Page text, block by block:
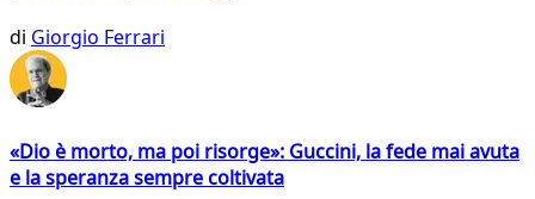
di Giorgio Ferrari
«Dio è morto, ma poi risorge»: Guccini, la fede mai avuta
e la speranza sempre coltivata